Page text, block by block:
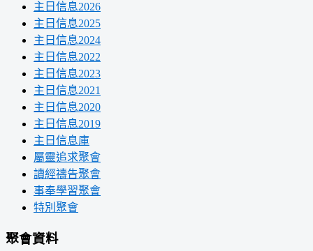
主日信息2026
主日信息2025
主日信息2024
主日信息2022
主日信息2023
主日信息2021
主日信息2020
主日信息2019
主日信息庫
屬靈追求聚會
讀經禱告聚會
事奉學習聚會
特別聚會
聚會資料